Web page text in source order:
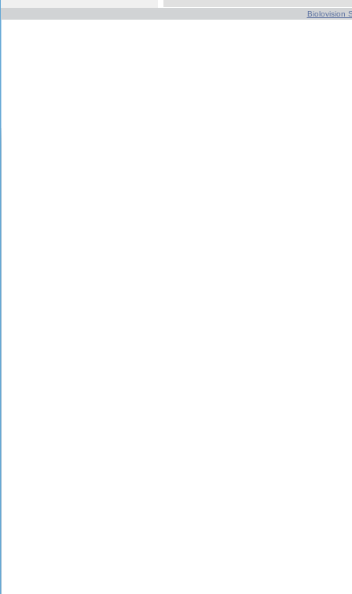
Biolovision